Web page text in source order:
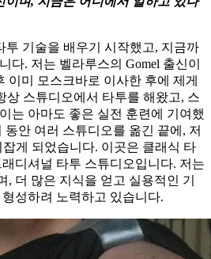
투 기술을 배우기 시작했고, 지금까
다. 저는 벨라루스의 Gomel 출신이
이미 모스크바로 이사한 후에 제게
상 스튜디오에서 타투를 해왔고, 스
는 아마도 좋은 실전 훈련에 기여했
안 여러 스튜디오를 옮긴 끝에, 저
잡게 되었습니다. 이곳은 클래식 타
디셔널 타투 스튜디오입니다. 저는
, 더 많은 지식을 얻고 실용적인 기
성하려 노력하고 있습니다.